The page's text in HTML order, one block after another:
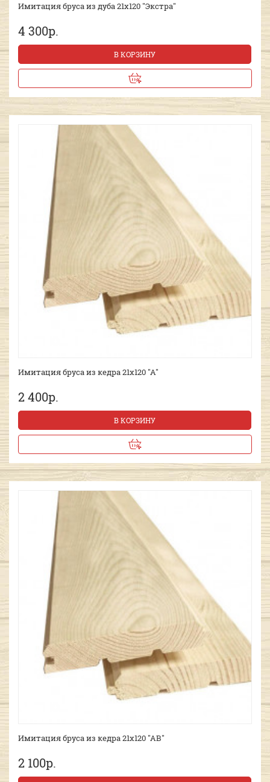
Имитация бруса из дуба 21х120 "Экстра"
4 300р.
В КОРЗИНУ
Имитация бруса из кедра 21х120 "А"
2 400р.
В КОРЗИНУ
Имитация бруса из кедра 21х120 "АВ"
2 100р.